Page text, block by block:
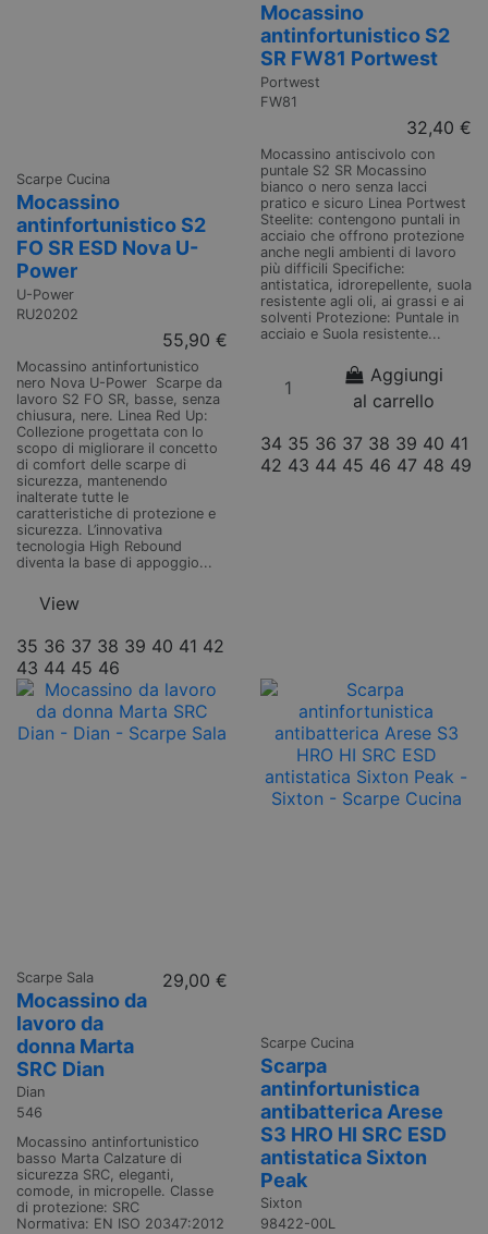
Scarpe Cucina
Mocassino
antinfortunistico S2
FO SR ESD Nova U-
Power
U-Power
RU20202
55,90 €
Mocassino antinfortunistico
nero Nova U-Power Scarpe da
lavoro S2 FO SR, basse, senza
chiusura, nere. Linea Red Up:
Collezione progettata con lo
scopo di migliorare il concetto
di comfort delle scarpe di
sicurezza, mantenendo
inalterate tutte le
caratteristiche di protezione e
sicurezza. L’innovativa
tecnologia High Rebound
diventa la base di appoggio...
View
35 36 37 38 39 40 41 42
43 44 45 46
Mocassino
antinfortunistico S2
SR FW81 Portwest
Portwest
FW81
32,40 €
Mocassino antiscivolo con
puntale S2 SR Mocassino
bianco o nero senza lacci
pratico e sicuro Linea Portwest
Steelite: contengono puntali in
acciaio che offrono protezione
anche negli ambienti di lavoro
più difficili Specifiche:
antistatica, idrorepellente, suola
resistente agli oli, ai grassi e ai
solventi Protezione: Puntale in
acciaio e Suola resistente...
Aggiungi
al carrello
34 35 36 37 38 39 40 41
42 43 44 45 46 47 48 49
Scarpe Sala
Mocassino da
lavoro da
donna Marta
SRC Dian
Dian
546
29,00 €
Mocassino antinfortunistico
basso Marta Calzature di
sicurezza SRC, eleganti,
comode, in micropelle. Classe
di protezione: SRC
Normativa: EN ISO 20347:2012
Scarpe Cucina
Scarpa
antinfortunistica
antibatterica Arese
S3 HRO HI SRC ESD
antistatica Sixton
Peak
Sixton
98422-00L